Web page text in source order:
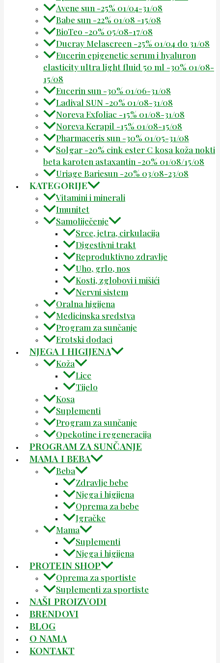
Avene sun -25% 01/04-31/08
Babe sun -22% 01/08 -15/08
BioTeo -20% 05/08-17/08
Ducray Melascreen -25% 01/04 do 31/08
Eucerin epigenetic serum i hyaluron
elasticity ultra light fluid 50 ml -30% 01/08-
15/08
Eucerin sun -30% 01/06-31/08
Ladival SUN -20% 01/08-31/08
Noreva Exfoliac -15% 01/08-31/08
Noreva Kerapil -15% 01/08-15/08
Pharmaceris sun -30% 01/05-31/08
Solgar -20% cink ester C kosa koža nokti
beta karoten astaxantin -20% 01/08/15/08
Uriage Bariesun -20% 03/08-23/08
KATEGORIJE
Vitamini i minerali
Imunitet
Samoliječenje
Srce, jetra, cirkulacija
Digestivni trakt
Reproduktivno zdravlje
Uho, grlo, nos
Kosti, zglobovi i mišići
Nervni sistem
Oralna higijena
Medicinska sredstva
Program za sunčanje
Erotski dodaci
NJEGA I HIGIJENA
Koža
Lice
Tijelo
Kosa
Suplementi
Program za sunčanje
Opekotine i regeneracija
PROGRAM ZA SUNČANJE
MAMA I BEBA
Beba
Zdravlje bebe
Njega i higijena
Oprema za bebe
Igračke
Mama
Suplementi
Njega i higijena
PROTEIN SHOP
Oprema za sportiste
Suplementi za sportiste
NAŠI PROIZVODI
BRENDOVI
BLOG
O NAMA
KONTAKT